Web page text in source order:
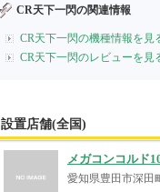
CR天下一閃の関連情報
CR天下一閃の機種情報を見
CR天下一閃のレビューを見
設置店舗(全国)
メガコンコルド
愛知県豊田市深田